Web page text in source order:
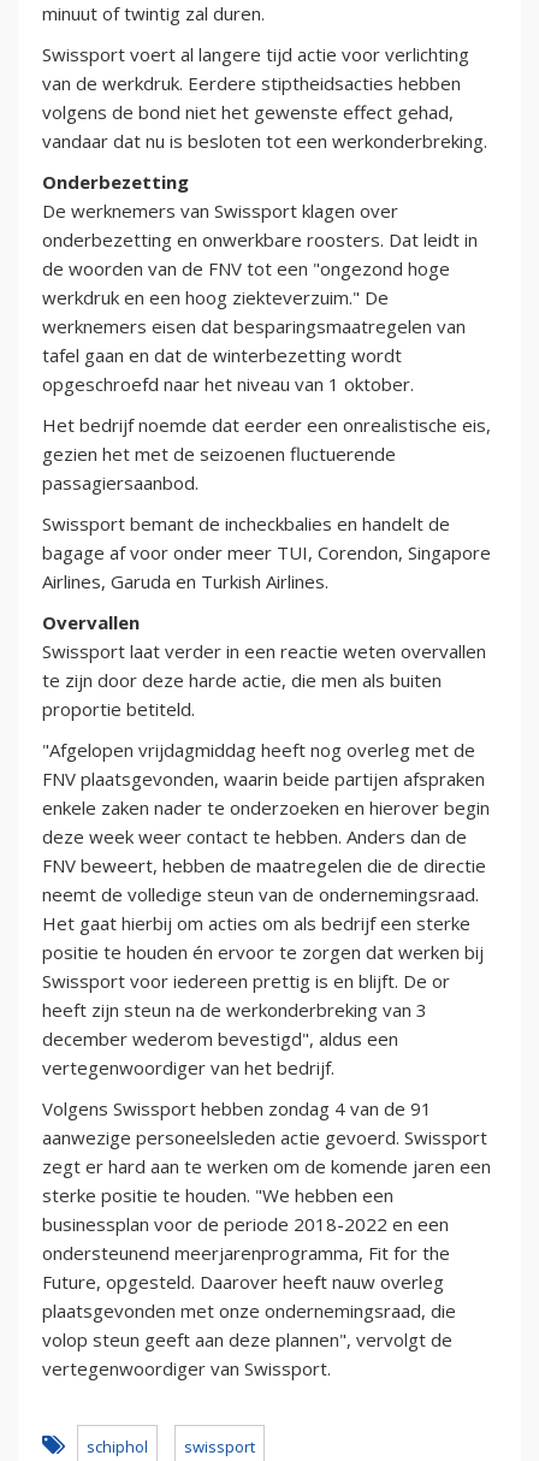
minuut of twintig zal duren.
Swissport voert al langere tijd actie voor verlichting
van de werkdruk. Eerdere stiptheidsacties hebben
volgens de bond niet het gewenste effect gehad,
vandaar dat nu is besloten tot een werkonderbreking.
Onderbezetting
De werknemers van Swissport klagen over
onderbezetting en onwerkbare roosters. Dat leidt in
de woorden van de FNV tot een "ongezond hoge
werkdruk en een hoog ziekteverzuim." De
werknemers eisen dat besparingsmaatregelen van
tafel gaan en dat de winterbezetting wordt
opgeschroefd naar het niveau van 1 oktober.
Het bedrijf noemde dat eerder een onrealistische eis,
gezien het met de seizoenen fluctuerende
passagiersaanbod.
Swissport bemant de incheckbalies en handelt de
bagage af voor onder meer TUI, Corendon, Singapore
Airlines, Garuda en Turkish Airlines.
Overvallen
Swissport laat verder in een reactie weten overvallen
te zijn door deze harde actie, die men als buiten
proportie betiteld.
"Afgelopen vrijdagmiddag heeft nog overleg met de
FNV plaatsgevonden, waarin beide partijen afspraken
enkele zaken nader te onderzoeken en hierover begin
deze week weer contact te hebben. Anders dan de
FNV beweert, hebben de maatregelen die de directie
neemt de volledige steun van de ondernemingsraad.
Het gaat hierbij om acties om als bedrijf een sterke
positie te houden én ervoor te zorgen dat werken bij
Swissport voor iedereen prettig is en blijft. De or
heeft zijn steun na de werkonderbreking van 3
december wederom bevestigd", aldus een
vertegenwoordiger van het bedrijf.
Volgens Swissport hebben zondag 4 van de 91
aanwezige personeelsleden actie gevoerd. Swissport
zegt er hard aan te werken om de komende jaren een
sterke positie te houden. "We hebben een
businessplan voor de periode 2018-2022 en een
ondersteunend meerjarenprogramma, Fit for the
Future, opgesteld. Daarover heeft nauw overleg
plaatsgevonden met onze ondernemingsraad, die
volop steun geeft aan deze plannen", vervolgt de
vertegenwoordiger van Swissport.
schiphol swissport